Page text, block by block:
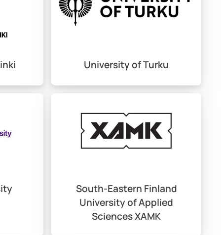
üniversitelerin ücretleri ise genellikle daha yüksektir.
Euro’dur.
düşürebilir. Özellikle, başvuru sırasında
University of Turku
South-Eastern Finland
University of Applied
Sciences XAMK